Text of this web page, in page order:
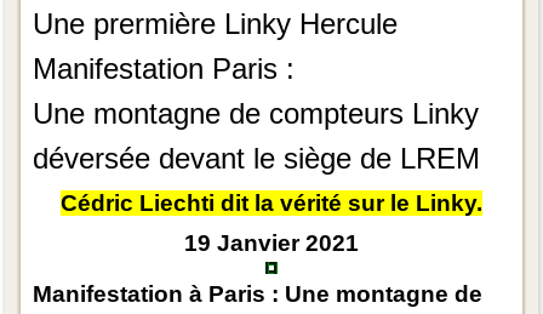
Une prermière Linky Hercule
Manifestation Paris :
Une montagne de compteurs Linky
déversée devant le siège de LREM
Cédric Liechti dit la vérité sur le Linky.
19 Janvier 2021
Manifestation à Paris : Une montagne de